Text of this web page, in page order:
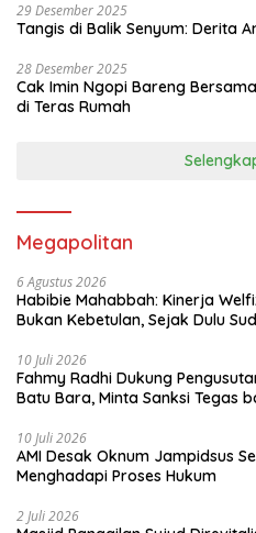
29 Desember 2025
Tangis di Balik Senyum: Derita
28 Desember 2025
Cak Imin Ngopi Bareng
di Teras Rumah
Megapolitan
6 Agustus 2026
Habibie Mahabbah: Kinerja
Bukan Kebetulan, Sejak Dulu
10 Juli 2026
Fahmy Radhi Dukung
Batu Bara, Minta Sanksi Tegas
10 Juli 2026
AMI Desak Oknum Jampidsus
Menghadapi Proses Hukum
2 Juli 2026